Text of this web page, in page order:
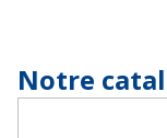
Notre